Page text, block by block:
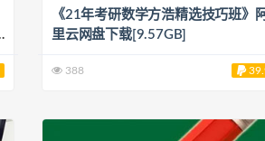
《21年考研数学方浩精选技巧班》阿
里云网盘下载[9.57GB]
388